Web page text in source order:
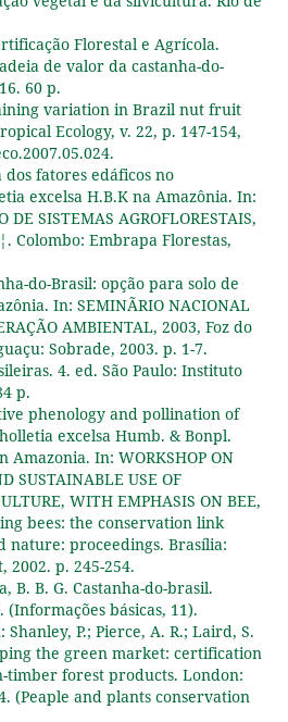
Florestal e Agrícola.
de valor da castanha-do-
60 p.
variation in Brazil nut fruit
Ecology, v. 22, p. 147-154,
fatores edáficos no
excelsa H.B.K na Amazônia. In:
DE SISTEMAS AGROFLORESTAIS,
Colombo: Embrapa Florestas,
do-Brasil: opção para solo de
In: SEMINÃRIO NACIONAL
AMBIENTAL, 2003, Foz do
Sobrade, 2003. p. 1-7.
4. ed. São Paulo: Instituto
p.
phenology and pollination of
excelsa Humb. & Bonpl.
In: WORKSHOP ON
SUSTAINABLE USE OF
WITH EMPHASIS ON BEE,
bees: the conservation link
proceedings. Brasília:
p. 245-254.
B. B. G. Castanha-do-brasil.
(Informações básicas, 11).
P.; Pierce, A. R.; Laird, S.
the green market: certification
timber forest products. London:
(Peaple and plants conservation